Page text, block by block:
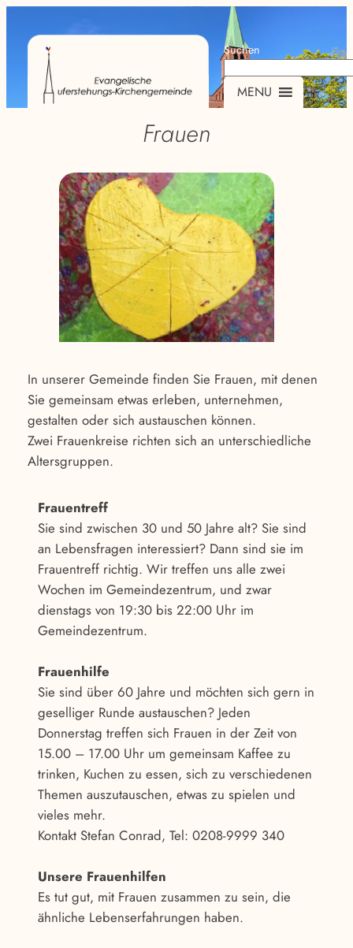
Suchen
MENU
Frauen
In unserer Gemeinde finden Sie Frauen, mit denen
Sie gemeinsam etwas erleben, unternehmen,
gestalten oder sich austauschen können.
Zwei Frauenkreise richten sich an unterschiedliche
Altersgruppen.
Frauentreff
Sie sind zwischen 30 und 50 Jahre alt? Sie sind
an Lebensfragen interessiert? Dann sind sie im
Frauentreff richtig. Wir treffen uns alle zwei
Wochen im Gemeindezentrum, und zwar
dienstags von 19:30 bis 22:00 Uhr im
Gemeindezentrum.
Frauenhilfe
Sie sind über 60 Jahre und möchten sich gern in
geselliger Runde austauschen? Jeden
Donnerstag treffen sich Frauen in der Zeit von
15.00 – 17.00 Uhr um gemeinsam Kaffee zu
trinken, Kuchen zu essen, sich zu verschiedenen
Themen auszutauschen, etwas zu spielen und
vieles mehr.
Kontakt Stefan Conrad, Tel: 0208-9999 340
Unsere Frauenhilfen
Es tut gut, mit Frauen zusammen zu sein, die
ähnliche Lebenserfahrungen haben.